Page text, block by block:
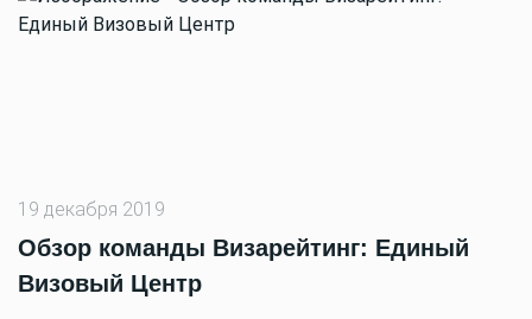
19 декабря 2019
Обзор команды Визарейтинг: Единый
Визовый Центр